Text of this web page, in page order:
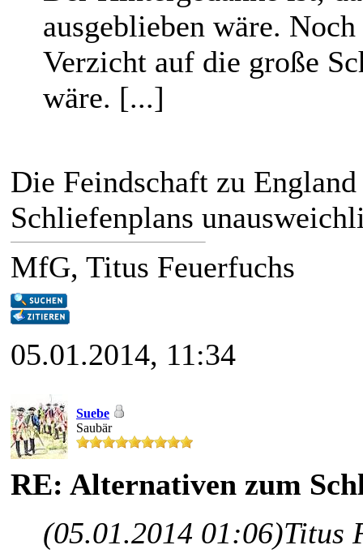
ausgeblieben wäre.
Verzicht auf die große
wäre. [...]
Die Feindschaft zu
Schliefenplans
MfG, Titus Feuerfuchs
05.01.2014, 11:34
Suebe
Saubär
RE: Alternativen zum
(05.01.2014 01:06)Titus